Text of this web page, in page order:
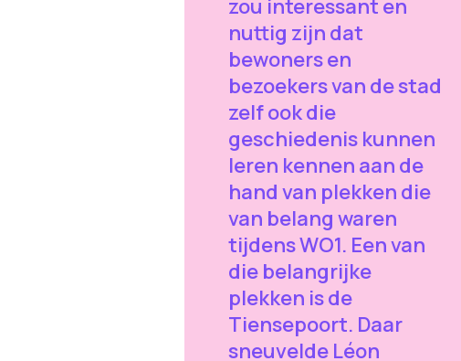
zou interessant en
nuttig zijn dat
bewoners en
bezoekers van de stad
zelf ook die
geschiedenis kunnen
leren kennen aan de
hand van plekken die
van belang waren
tijdens WO1. Een van
die belangrijke
plekken is de
Tiensepoort. Daar
sneuvelde Léon